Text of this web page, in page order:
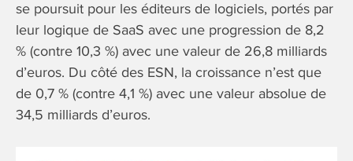
se poursuit pour les éditeurs de logiciels, portés par
leur logique de SaaS avec une progression de 8,2
% (contre 10,3 %) avec une valeur de 26,8 milliards
d’euros. Du côté des ESN, la croissance n’est que
de 0,7 % (contre 4,1 %) avec une valeur absolue de
34,5 milliards d’euros.